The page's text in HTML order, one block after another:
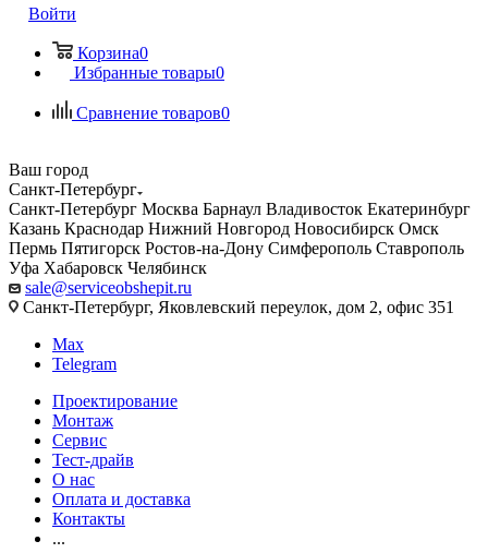
Войти
Корзина0
Избранные товары0
Сравнение товаров0
Ваш город
Санкт-Петербург
Санкт-Петербург Москва Барнаул Владивосток Екатеринбург
Казань Краснодар Нижний Новгород Новосибирск Омск
Пермь Пятигорск Ростов-на-Дону Симферополь Ставрополь
Уфа Хабаровск Челябинск
sale@serviceobshepit.ru
Санкт-Петербург, Яковлевский переулок, дом 2, офис 351
Max
Telegram
Проектирование
Монтаж
Сервис
Тест-драйв
О нас
Оплата и доставка
Контакты
...